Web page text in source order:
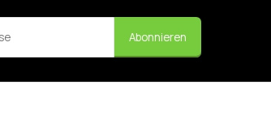
Abonnieren